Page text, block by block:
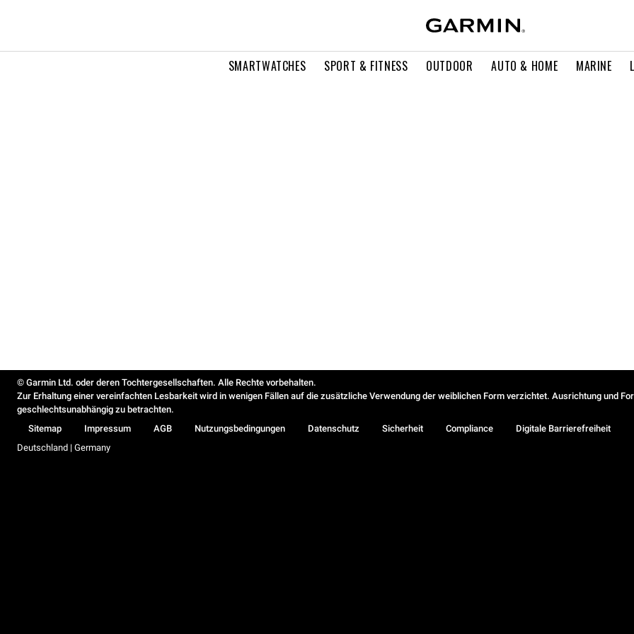
SMARTWATCHES SPORT & FITNESS OUTDOOR AUTO & HOME MARINE
© Garmin Ltd. oder deren Tochtergesellschaften. Alle Rechte vorbehalten.
Zur Erhaltung einer vereinfachten Lesbarkeit wird in wenigen Fällen auf die zusätzliche Verwendung der weiblichen Form verzichtet. Ausrichtung und
geschlechtsunabhängig zu betrachten.
Sitemap
Impressum AGB Nutzungsbedingungen Datenschutz Sicherheit Compliance
Digitale Barrierefreiheit
Deutschland | Germany